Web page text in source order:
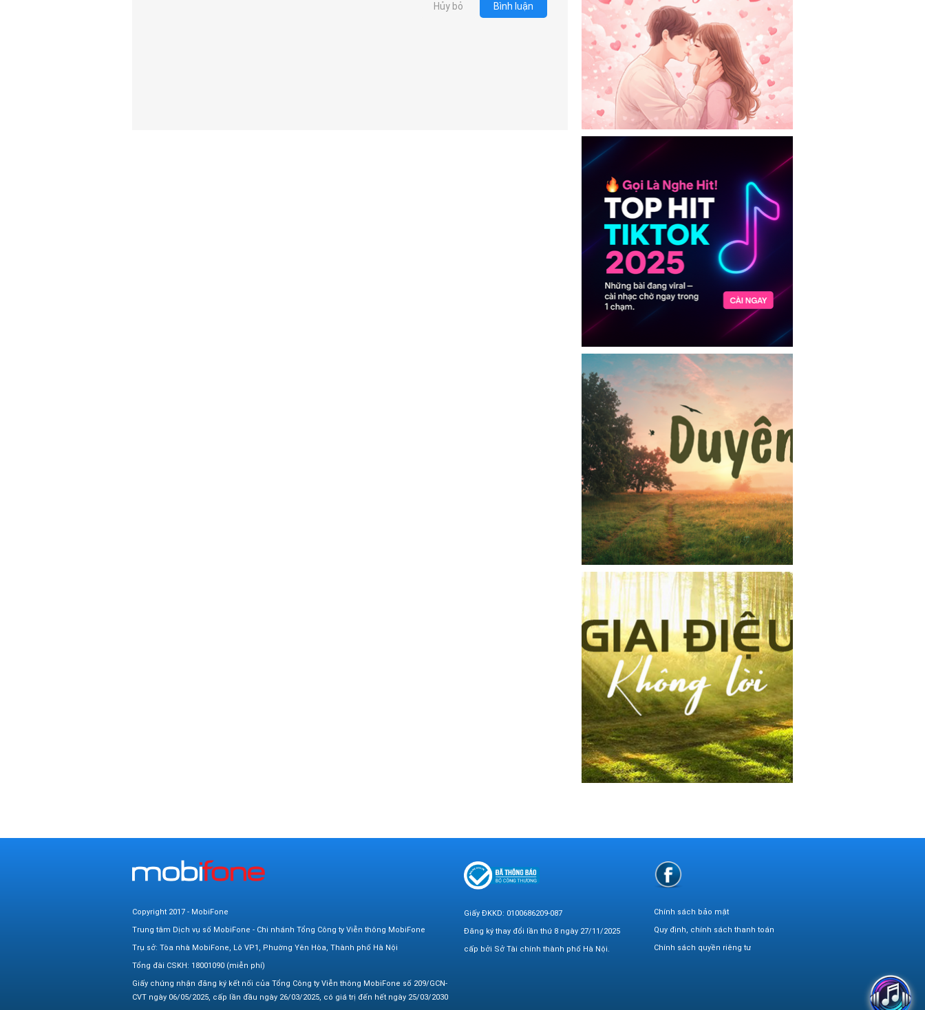
Hủy bỏ Bình luận
Copyright 2017 - MobiFone
Trung tâm Dịch vụ số MobiFone - Chi nhánh Tổng Công ty Viễn thông MobiFone
Trụ sở: Tòa nhà MobiFone, Lô VP1, Phường Yên Hòa, Thành phố Hà Nội
Tổng đài CSKH: 18001090 (miễn phí)
Giấy chứng nhận đăng ký kết nối của Tổng Công ty Viễn thông MobiFone số 209/GCN-
CVT ngày 06/05/2025, cấp lần đầu ngày 26/03/2025, có giá trị đến hết ngày 25/03/2030
Giấy ĐKKD: 0100686209-087
Đăng ký thay đổi lần thứ 8 ngày 27/11/2025
cấp bởi Sở Tài chính thành phố Hà Nội.
Chính sách bảo mật
Quy định, chính sách thanh toán
Chính sách quyền riêng tư